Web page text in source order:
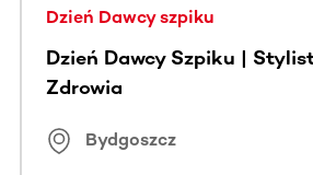
Dzień Dawcy szpiku
Dzień Dawcy Szpiku |
Zdrowia
Bydgoszcz